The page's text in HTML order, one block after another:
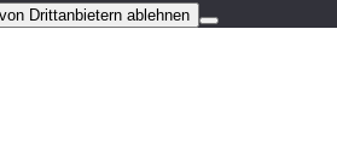
Drittanbietern ablehnen